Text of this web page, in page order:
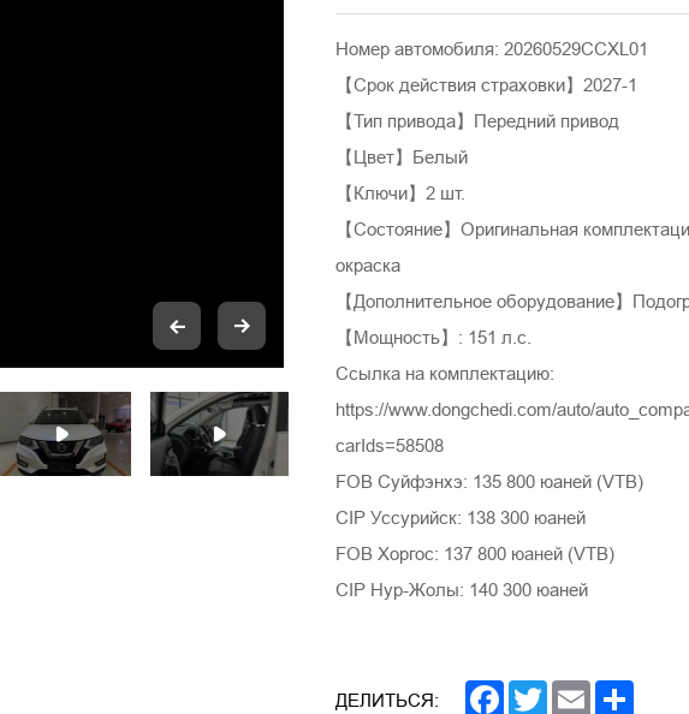
Номер автомобиля: 20260529CCXL01
【Срок действия страховки】2027-1
【Тип привода】Передний привод
【Цвет】Белый
【Ключи】2 шт.
【Состояние】Оригинальная
окраска
【Дополнительное оборудование】
【Мощность】: 151 л.с.
Ссылка на комплектацию:
https://www.dongchedi.com/auto/
carIds=58508
FOB Суйфэнхэ: 135 800 юаней (VTB)
CIP Уссурийск: 138 300 юаней
FOB Хоргос: 137 800 юаней (VTB)
CIP Нур-Жолы: 140 300 юаней
ДЕЛИТЬСЯ: Facebook
TwitterEmail